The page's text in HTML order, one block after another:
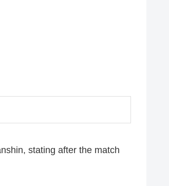
stating after the match